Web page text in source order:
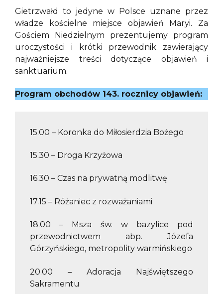
Gietrzwałd to jedyne w Polsce uznane przez
władze kościelne miejsce objawień Maryi. Za
Gościem Niedzielnym prezentujemy program
uroczystości i krótki przewodnik zawierający
najważniejsze treści dotyczące objawień i
sanktuarium.
Program obchodów 143. rocznicy objawień:
15.00 – Koronka do Miłosierdzia Bożego
15.30 – Droga Krzyżowa
16.30 – Czas na prywatną modlitwę
17.15 – Różaniec z rozważaniami
18.00 – Msza św. w bazylice pod
przewodnictwem abp. Józefa
Górzyńskiego, metropolity warmińskiego
20.00 – Adoracja Najświętszego
Sakramentu